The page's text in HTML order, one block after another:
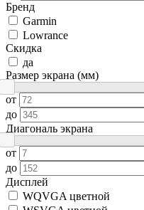
Бренд
Garmin
Lowrance
Скидка
да
Размер экрана (мм)
от
до
Диагональ экрана
от
до
Дисплей
WQVGA цветной